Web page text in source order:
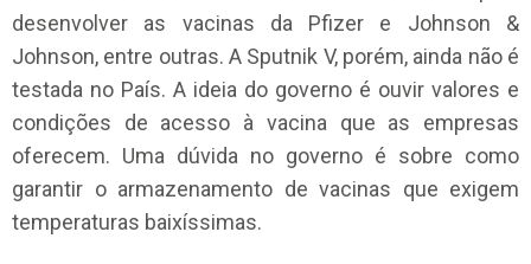
desenvolver as vacinas da Pfizer e Johnson &
Johnson, entre outras. A Sputnik V, porém, ainda não é
testada no País. A ideia do governo é ouvir valores e
condições de acesso à vacina que as empresas
oferecem. Uma dúvida no governo é sobre como
garantir o armazenamento de vacinas que exigem
temperaturas baixíssimas.